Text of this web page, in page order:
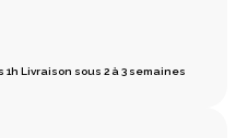
Livraison sous 2 à 3 semaines